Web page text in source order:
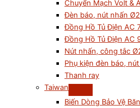
Chuyển Mạch Volt &
Đèn báo, nút nhấn
Đồng Hồ Tủ Điện AC
Đồng Hồ Tủ Điện AC
Nút nhấn, công tắc
Phụ kiện đèn báo,
Thanh ray
Taiwan
Biến Dòng Bảo Vệ